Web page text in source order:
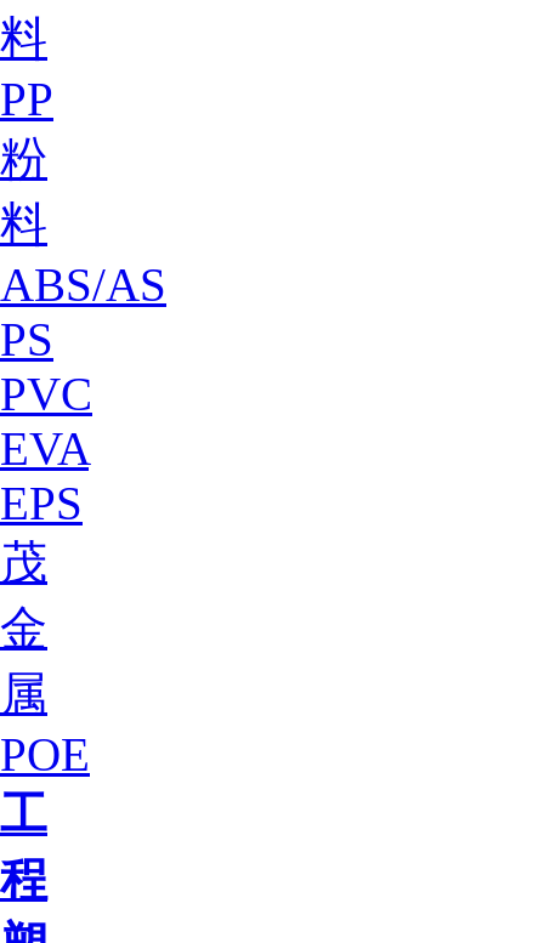
料
PP
粉
料
ABS/AS
PS
PVC
EVA
EPS
茂
金
属
POE
工
程